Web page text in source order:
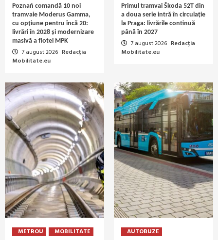
Poznań comandă 10 noi
tramvaie Moderus Gamma,
cu opțiune pentru încă 20:
livrări în 2028 și modernizare
masivă a flotei MPK
7 august 2026 Redacția
Mobilitate.eu
Primul tramvai Škoda 52T din
a doua serie intră în circulație
la Praga: livrările continuă
până în 2027
7 august 2026 Redacția
Mobilitate.eu
METROU MOBILITATE
AUTOBUZE